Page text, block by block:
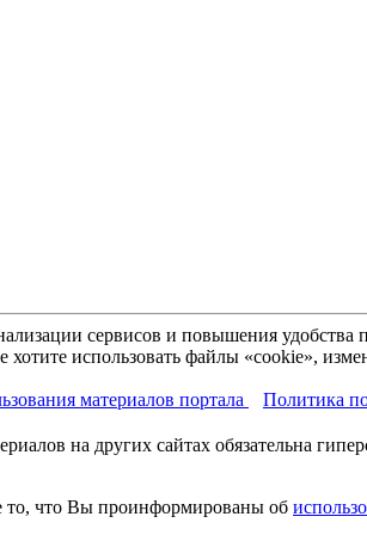
сервисов и повышения
использовать файлы «cookie»,
материалов портала Политика
на других сайтах обязательна
то, что Вы проинформированы об